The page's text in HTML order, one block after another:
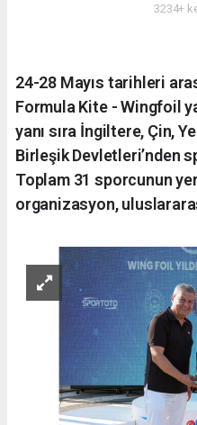
3234+
24-28 Mayıs tarihleri
Formula Kite - Wingfoil
yanı sıra İngiltere, Çin,
Birleşik Devletleri’nden
Toplam 31 sporcunun yer
organizasyon,